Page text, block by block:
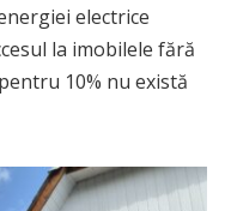
electrice
la imobilele fără
10% nu există